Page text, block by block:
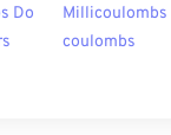
Do
Millicoulombs
coulombs